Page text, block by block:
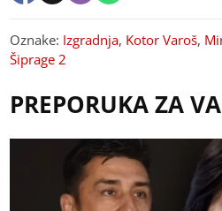
Oznake: Izgradnja, Kotor Varoš,
Šiprage 2
PREPORUKA ZA